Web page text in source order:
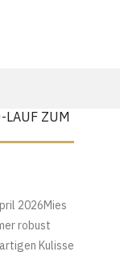
ZUM P
2026Mies
robust
Kulisse